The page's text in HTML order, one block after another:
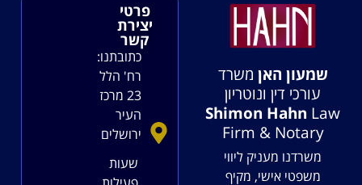
שמעון האן משרד
עורכי דין ונוטריון
Shimon Hahn Law
Firm & Notary
משרדנו מעניק ליווי
משפטי אישי, מקיף
פרטי
יצירת
קשר
כתובתנו:
רח' הלל
23 מרכז
העיר
ירושלים
שעות